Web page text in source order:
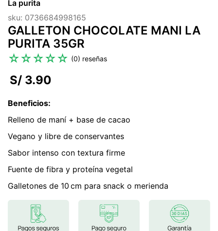
2.
citrato magnesio
3.
colageno
.
kefir
5 .
glicinato magnesio
8.
magnesio
9.
stevia
10. proteina
La purita
sku: 0736684998165
GALLETON CHOCOLATE MANI LA
PURITA 35GR
☆☆☆☆☆ (0)
S/ 3.90
Beneficios:
Relleno de maní + base de cacao
Vegano y libre de conservantes
Sabor intenso con textura firme
Fuente de fibra y proteína vegetal
Galletones de 10 cm para snack o merienda